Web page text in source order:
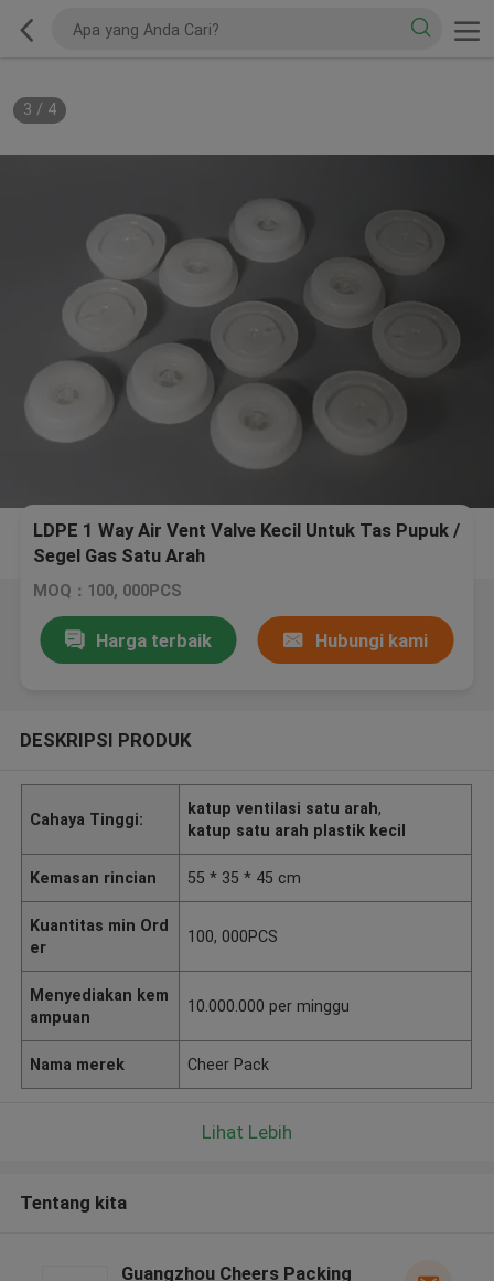
3 / 4
LDPE 1 Way Air Vent Valve Kecil Untuk Tas Pupuk /
Segel Gas Satu Arah
MOQ：100, 000PCS
Harga terbaik Hubungi kami
DESKRIPSI PRODUK
Cahaya Tinggi:
katup ventilasi satu arah,
katup satu arah plastik kecil
Kemasan rincian 55 * 35 * 45 cm
Kuantitas min Ord
er
100, 000PCS
Menyediakan kem
ampuan
10.000.000 per minggu
Nama merek Cheer Pack
Lihat Lebih
Tentang kita
Guangzhou Cheers Packing